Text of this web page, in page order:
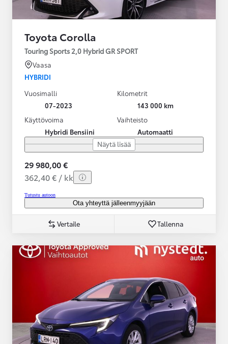
Toyota Corolla
Touring Sports 2,0 Hybrid GR SPORT
Vaasa
HYBRIDI
Vuosimalli
07-2023
Kilometrit
143 000 km
Käyttövoima
Hybridi Bensiini
Vaihteisto
Automaatti
Näytä lisää
29 980,00 €
362,40 € / kk
Tutustu autoon
Ota yhteyttä jälleenmyyjään
Vertaile Tallenna